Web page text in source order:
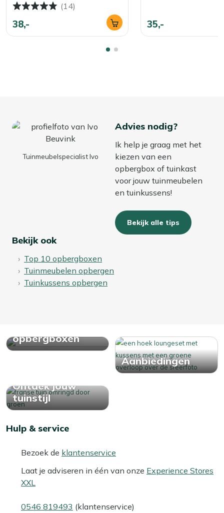
Bekijk meer Opbergen
Bekijk meer Tuin opbergboxen
(14)
38,- 35,-
Tuinmeubelspecialist Ivo
Advies nodig?
Ik help je graag met het
kiezen van een
opbergbox of tuinkast
voor jouw tuinmeubelen
en tuinkussens!
Bekijk alle tips
Bekijk ook
Top 10 opbergboxen
Tuinmeubelen opbergen
Tuinkussens opbergen
opbergboxen
Aanbiedingen
Ontdek jouw
tuinstijl
Hulp & service
Bezoek de klantenservice
Laat je adviseren in één van onze Experience Stores
XXL
0546 819493 (klantenservice)